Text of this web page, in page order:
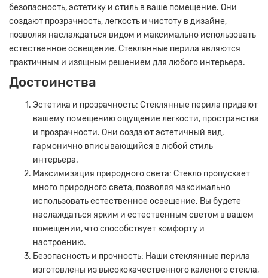
безопасность, эстетику и стиль в ваше помещение. Они
создают прозрачность, легкость и чистоту в дизайне,
позволяя наслаждаться видом и максимально использовать
естественное освещение. Стеклянные перила являются
практичным и изящным решением для любого интерьера.
Достоинства
Эстетика и прозрачность: Стеклянные перила придают
вашему помещению ощущение легкости, пространства
и прозрачности. Они создают эстетичный вид,
гармонично вписывающийся в любой стиль
интерьера.
Максимизация природного света: Стекло пропускает
много природного света, позволяя максимально
использовать естественное освещение. Вы будете
наслаждаться ярким и естественным светом в вашем
помещении, что способствует комфорту и
настроению.
Безопасность и прочность: Наши стеклянные перила
изготовлены из высококачественного каленого стекла,